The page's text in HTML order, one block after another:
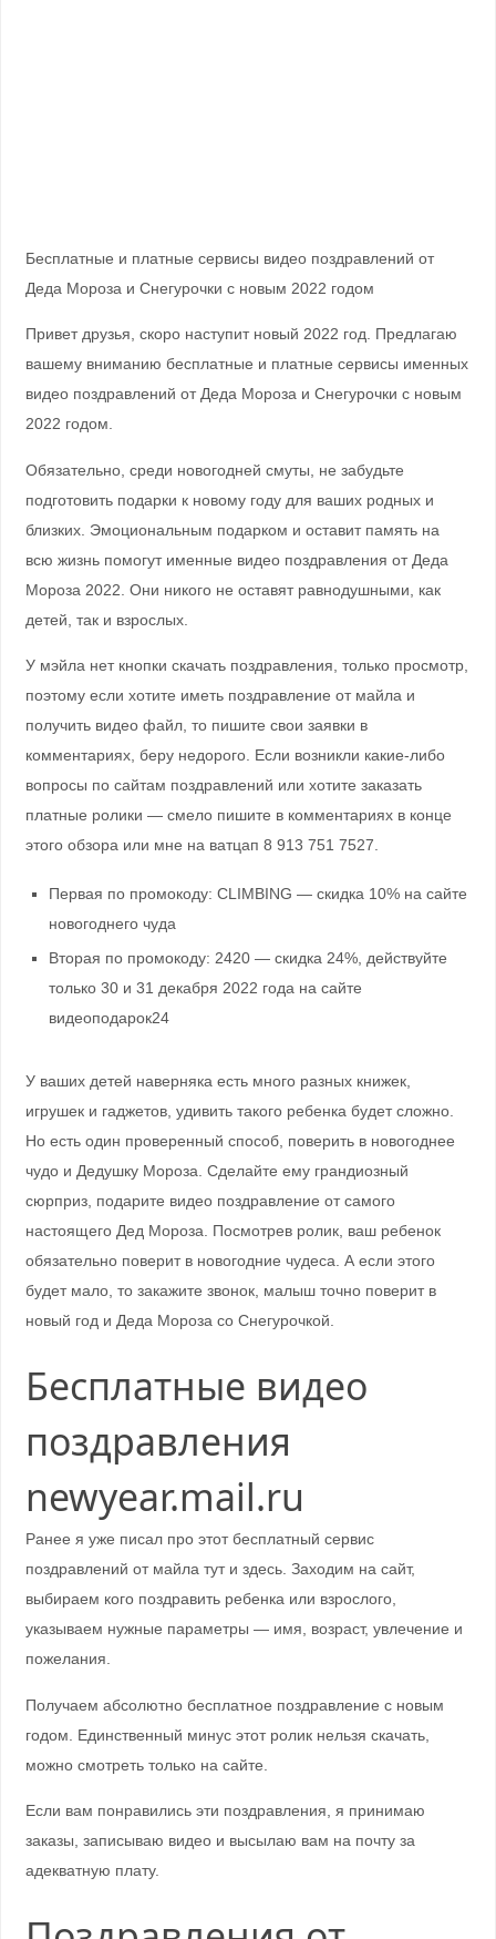
Бесплатные и платные сервисы видео поздравлений от
Деда Мороза и Снегурочки с новым 2022 годом
Привет друзья, скоро наступит новый 2022 год. Предлагаю
вашему вниманию бесплатные и платные сервисы именных
видео поздравлений от Деда Мороза и Снегурочки с новым
2022 годом.
Обязательно, среди новогодней смуты, не забудьте
подготовить подарки к новому году для ваших родных и
близких. Эмоциональным подарком и оставит память на
всю жизнь помогут именные видео поздравления от Деда
Мороза 2022. Они никого не оставят равнодушными, как
детей, так и взрослых.
У мэйла нет кнопки скачать поздравления, только просмотр,
поэтому если хотите иметь поздравление от майла и
получить видео файл, то пишите свои заявки в
комментариях, беру недорого. Если возникли какие-либо
вопросы по сайтам поздравлений или хотите заказать
платные ролики — смело пишите в комментариях в конце
этого обзора или мне на ватцап 8 913 751 7527.
Первая по промокоду: CLIMBING — скидка 10% на сайте
новогоднего чуда
Вторая по промокоду: 2420 — скидка 24%, действуйте
только 30 и 31 декабря 2022 года на сайте
видеоподарок24
У ваших детей наверняка есть много разных книжек,
игрушек и гаджетов, удивить такого ребенка будет сложно.
Но есть один проверенный способ, поверить в новогоднее
чудо и Дедушку Мороза. Сделайте ему грандиозный
сюрприз, подарите видео поздравление от самого
настоящего Дед Мороза. Посмотрев ролик, ваш ребенок
обязательно поверит в новогодние чудеса. А если этого
будет мало, то закажите звонок, малыш точно поверит в
новый год и Деда Мороза со Снегурочкой.
Бесплатные видео
поздравления
newyear.mail.ru
Ранее я уже писал про этот бесплатный сервис
поздравлений от майла тут и здесь. Заходим на сайт,
выбираем кого поздравить ребенка или взрослого,
указываем нужные параметры — имя, возраст, увлечение и
пожелания.
Получаем абсолютно бесплатное поздравление с новым
годом. Единственный минус этот ролик нельзя скачать,
можно смотреть только на сайте.
Если вам понравились эти поздравления, я принимаю
заказы, записываю видео и высылаю вам на почту за
адекватную плату.